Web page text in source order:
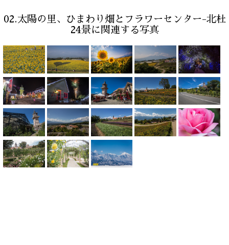
02.太陽の里、ひまわり畑とフラワーセンター-北杜
24景に関連する写真